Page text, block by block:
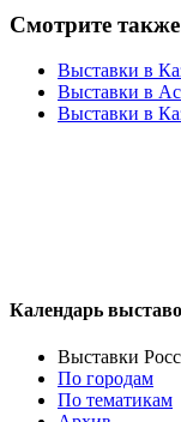
Смотрите
Выставки в
Выставки в
Выставки в
Календарь
Выставки
По городам
По тематикам